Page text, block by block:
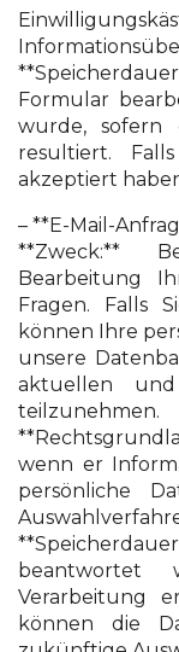
Formular
wurde, sofern
resultiert.
akzeptiert
– **E-Mail-
**Zweck:**
Bearbeitung
Fragen. Falls
können Ihre
unsere
aktuellen und
teilzunehmen.
wenn er
persönliche
beantwortet
Verarbeitung
können die